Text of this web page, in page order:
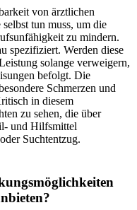
von ärztlichen
tun muss, um die
zu mindern.
spezifi­ziert. Werden diese
solange verweigern,
befolgt. Die
Schmerzen und
in diesem
zu sehen, die über
und Hilfsmittel
Suchtentzug.